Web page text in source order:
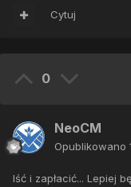
Cytuj
0
NeoCM
Opublikowano
Iść i zapłacić... Lepiej